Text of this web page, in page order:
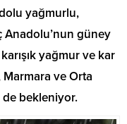
yağmurlu,
Anadolu’nun güney
yağmur ve kar
Marmara ve Orta
de bekleniyor.